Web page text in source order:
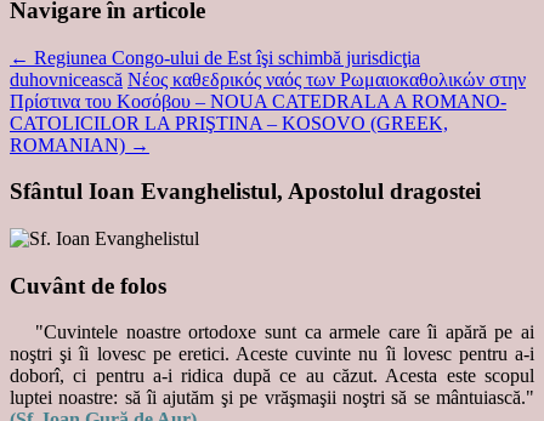
Navigare în articole
← Regiunea Congo-ului de Est îşi schimbă jurisdicţia
duhovnicească Νέος καθεδρικός ναός των Ρωμαιοκαθολικών στην
Πρίστινα του Κοσόβου – NOUA CATEDRALA A ROMANO-
CATOLICILOR LA PRIŞTINA – KOSOVO (GREEK,
ROMANIAN) →
Sfântul Ioan Evanghelistul, Apostolul dragostei
Cuvânt de folos
"Cuvintele noastre ortodoxe sunt ca armele care îi apără pe ai
noştri şi îi lovesc pe eretici. Aceste cuvinte nu îi lovesc pentru a-i
doborî, ci pentru a-i ridica după ce au căzut. Acesta este scopul
luptei noastre: să îi ajutăm şi pe vrăşmaşii noştri să se mântuiască."